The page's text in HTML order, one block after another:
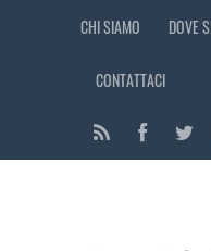
CHI SIAMO DOVE
CONTATTACI